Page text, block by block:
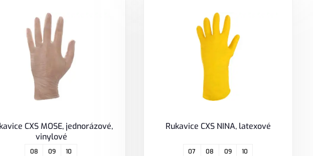
CXS MOSE, jednorázové,
vinylové
08 09 10
Rukavice CXS NINA, latexové
07 08 09 10